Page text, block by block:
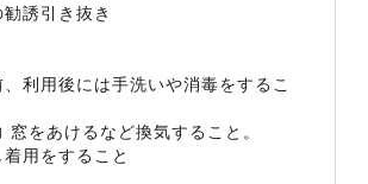
誘引き抜き
利用後には手洗いや消毒をするこ
窓をあけるなど換気すること。
用をすること